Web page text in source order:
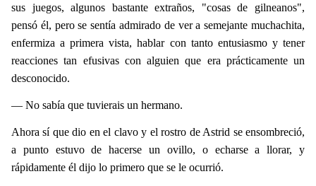
sus juegos, algunos bastante extraños, "cosas de gilneanos",
pensó él, pero se sentía admirado de ver a semejante muchachita,
enfermiza a primera vista, hablar con tanto entusiasmo y tener
reacciones tan efusivas con alguien que era prácticamente un
desconocido.
— No sabía que tuvierais un hermano.
Ahora sí que dio en el clavo y el rostro de Astrid se ensombreció,
a punto estuvo de hacerse un ovillo, o echarse a llorar, y
rápidamente él dijo lo primero que se le ocurrió.